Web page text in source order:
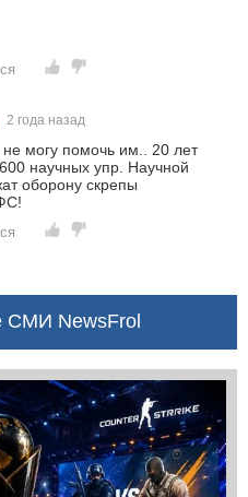
2 года назад
могу помочь им.. 20 лет
научных упр. Научной
оборону скрепы
СМИ NewsFrol